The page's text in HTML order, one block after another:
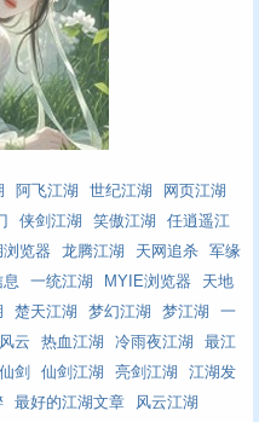
阿飞江湖 世纪江湖
网页江湖
侠剑江湖 笑傲江湖
任逍遥江
浏览器 龙腾江湖 天网追杀
军缘
息 一统江湖 MYIE浏览器
天地
楚天江湖 梦幻江湖 梦江湖
一
风云 热血江湖 冷雨夜江湖
最江
仙剑 仙剑江湖 亮剑江湖
江湖发
最好的江湖文章 风云江湖